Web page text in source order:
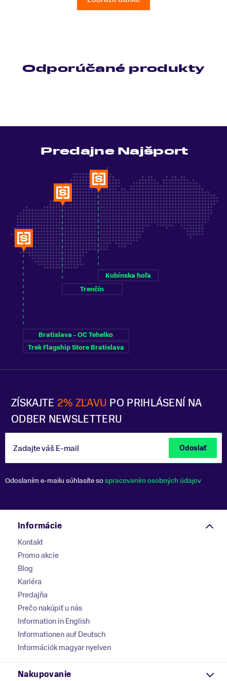
Odporúčané produkty
ZÍSKAJTE 2% ZĽAVU PO PRIHLÁSENÍ NA
ODBER NEWSLETTERU
Zadajte váš E-mail Odoslať
Odoslaním e-mailu súhlasíte sospracovaním osobných údajov
Predajne Najšport
Bratislava - OC Tehelko
Trek Flagship Store Bratislava
Trenčín
Kubínska hoľa
Informácie
Kontakt
Promo akcie
Blog
Kariéra
Predajňa
Prečo nakúpiť u nás
Information in English
Informationen auf Deutsch
Információk magyar nyelven
Nakupovanie